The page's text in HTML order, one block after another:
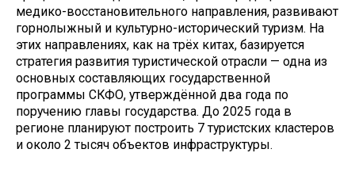
медико-восстановительного направления, развивают
горнолыжный и культурно-исторический туризм. На
этих направлениях, как на трёх китах, базируется
стратегия развития туристической отрасли — одна из
основных составляющих государственной
программы СКФО, утверждённой два года по
поручению главы государства. До 2025 года в
регионе планируют построить 7 туристских кластеров
и около 2 тысяч объектов инфраструктуры.